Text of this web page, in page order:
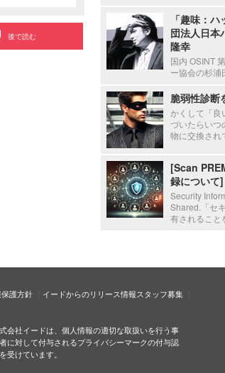
後で読む
「趣味：
団法人日本
隆幸
国内 OSINT
ー協会の杉浦
脆弱性診断
かくして「良
づいたらいつ
物に交換され
[Scan
録について]
Security
Shared.「セ
有されること
護方針 イードからのリリース情報スタッフ募集
会社イードは、個人情報の適切な取扱いを行う事
に対して付与されるプライバシーマークの付与認
受けています。